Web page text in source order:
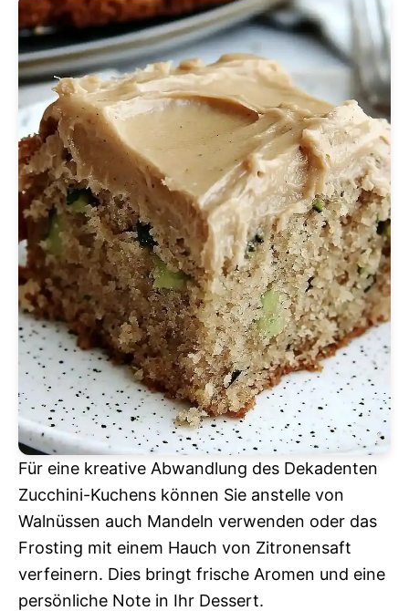
Für eine kreative Abwandlung des Dekadenten
Zucchini-Kuchens können Sie anstelle von
Walnüssen auch Mandeln verwenden oder das
Frosting mit einem Hauch von Zitronensaft
verfeinern. Dies bringt frische Aromen und eine
persönliche Note in Ihr Dessert.